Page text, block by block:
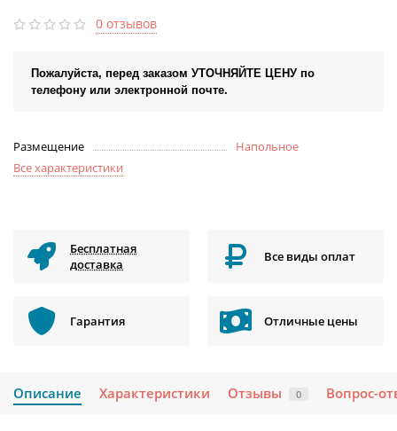
0 отзывов
Пожалуйста, перед заказом УТОЧНЯЙТЕ ЦЕНУ по
телефону или электронной почте.
Размещение
Напольное
Все характеристики
Бесплатная
доставка
Все виды оплат
Гарантия Отличные цены
Описание Характеристики Отзывы 0 Вопрос-